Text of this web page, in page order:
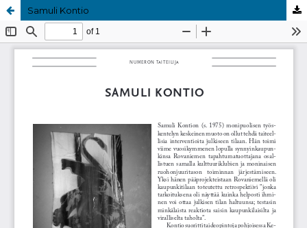
Samuli Kontio
Palvelua ylläpitää Tieteellisten seurain valtuuskunta.